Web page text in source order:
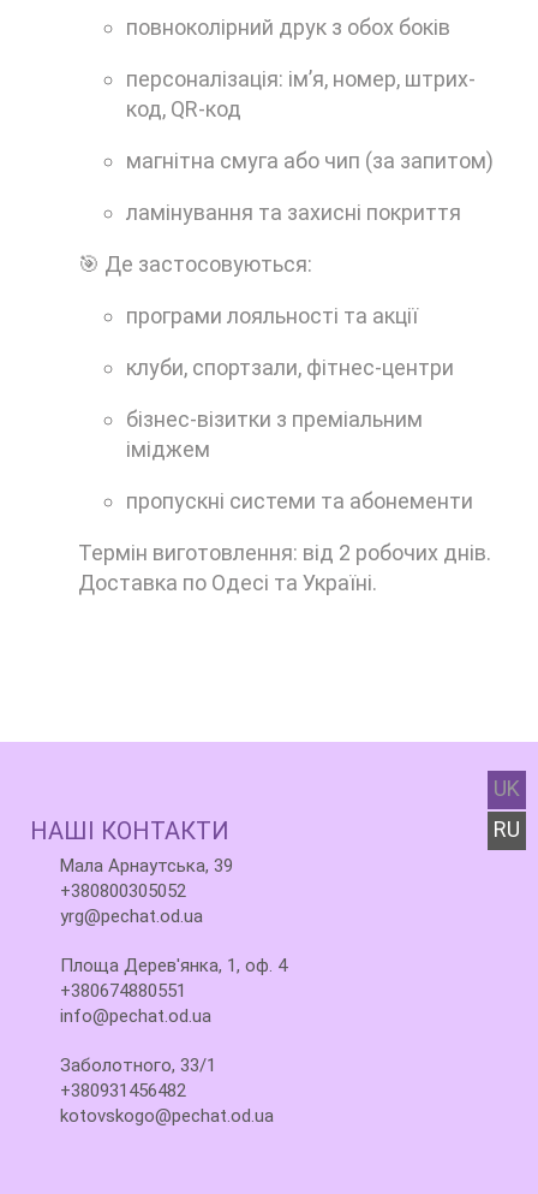
UK
RU
повноколірний друк з обох боків
персоналізація: ім’я, номер, штрих-
код, QR-код
магнітна смуга або чип (за запитом)
ламінування та захисні покриття
🎯 Де застосовуються:
програми лояльності та акції
клуби, спортзали, фітнес-центри
бізнес-візитки з преміальним
іміджем
пропускні системи та абонементи
Термін виготовлення: від 2 робочих днів.
Доставка по Одесі та Україні.
НАШІ КОНТАКТИ
Мала Арнаутська, 39
+380800305052
yrg@pechat.od.ua
Площа Дерев'янка, 1, оф. 4
+380674880551
info@pechat.od.ua
Заболотного, 33/1
+380931456482
kotovskogo@pechat.od.ua